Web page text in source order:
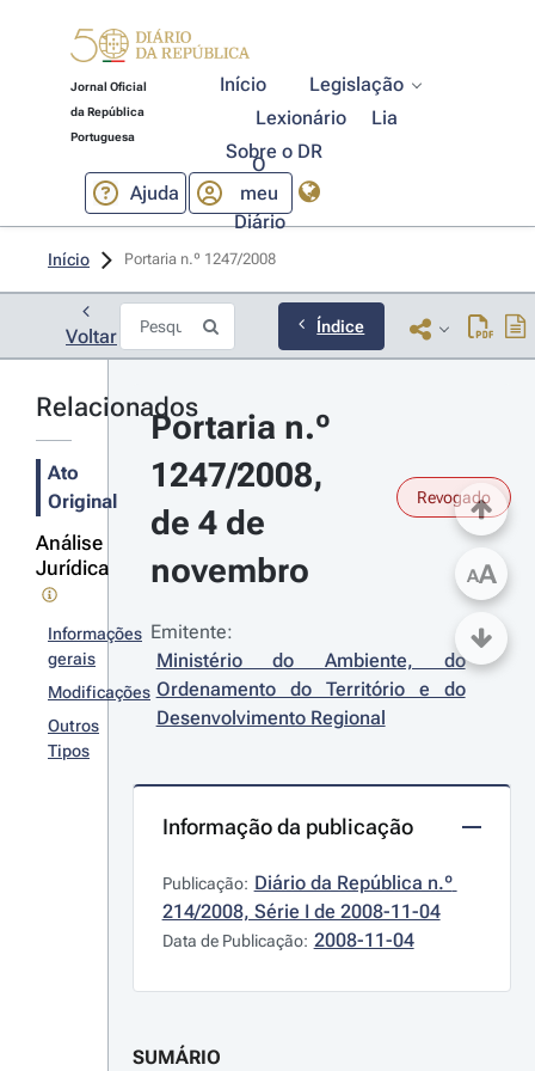
Jornal Oficial
da República
Portuguesa
Início
Legislação
Lexionário
Lia
Sobre o DR
Ajuda
O
meu
Diário
Início Portaria n.º 1247/2008
Voltar Índice
Relacionados
Ato
Original
Análise
Jurídica
Informações
gerais
Modificações
Outros
Tipos
Portaria n.º
1247/2008,
de 4 de
novembro
Revogado
Emitente:
Ministério do Ambiente, do
Ordenamento do Território e do
Desenvolvimento Regional
Informação da publicação
Publicação: Diário da República n.º
214/2008, Série I de 2008-11-04
Data de Publicação: 2008-11-04
SUMÁRIO
AA